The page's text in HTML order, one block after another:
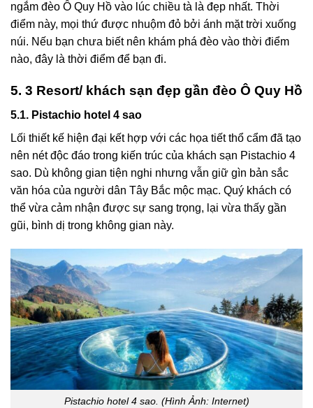
ngắm đèo Ô Quy Hồ vào lúc chiều tà là đẹp nhất. Thời
điểm này, mọi thứ được nhuộm đỏ bởi ánh mặt trời xuống
núi. Nếu bạn chưa biết nên khám phá đèo vào thời điểm
nào, đây là thời điểm để bạn đi.
5. 3 Resort/ khách sạn đẹp gần đèo Ô Quy Hồ
5.1. Pistachio hotel 4 sao
Lối thiết kế hiện đại kết hợp với các họa tiết thổ cẩm đã tạo
nên nét độc đáo trong kiến trúc của khách sạn Pistachio 4
sao. Dù không gian tiện nghi nhưng vẫn giữ gìn bản sắc
văn hóa của người dân Tây Bắc mộc mạc. Quý khách có
thể vừa cảm nhận được sự sang trọng, lại vừa thấy gần
gũi, bình dị trong không gian này.
Pistachio hotel 4 sao. (Hình Ảnh: Internet)